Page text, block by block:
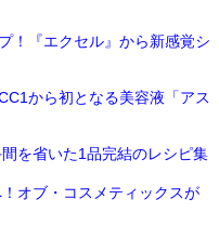
！『エクセル』から新感覚シ
から初となる美容液「アス
を省いた1品完結のレシピ集
オブ・コスメティックスが